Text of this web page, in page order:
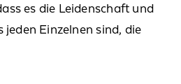
es die Leidenschaft und
jeden Einzelnen sind, die